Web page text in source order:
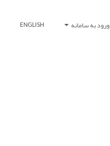
ورود به سامانه ENGLISH